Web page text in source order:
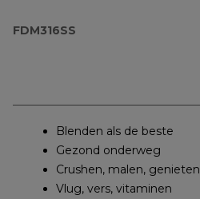
FDM316SS
Blenden als de beste
Gezond onderweg
Crushen, malen, genieten
Vlug, vers, vitaminen